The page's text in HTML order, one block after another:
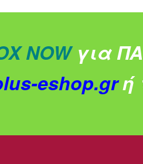
NOW για
eshop.grή